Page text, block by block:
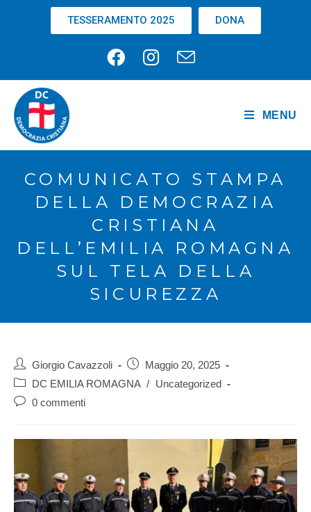
TESSERAMENTO 2025 DONA
MENU
COMUNICATO STAMPA
DELLA DEMOCRAZIA
CRISTIANA
DELL’EMILIA ROMAGNA
SUL TELA DELLA
SICUREZZA
Giorgio Cavazzoli
Maggio 20, 2025
DC EMILIA ROMAGNA /
Uncategorized
0 commenti